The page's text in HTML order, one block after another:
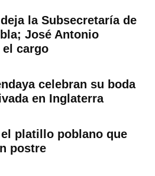
la Subsecretaría de
José Antonio
el cargo
celebran su boda
en Inglaterra
platillo poblano que
postre